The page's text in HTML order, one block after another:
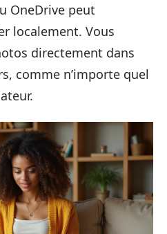
OneDrive peut
localement. Vous
directement dans
comme n’importe quel